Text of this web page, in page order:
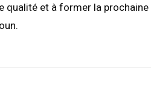
et à former la prochaine